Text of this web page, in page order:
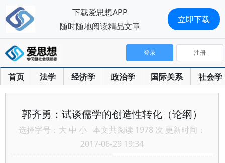
首页 法学 经济学 政治学 国际关系 社会学
登录 注册
郭齐勇：试谈儒学的创造性转化（论纲）
选择字号： 大 中 小 本文共阅读 1978 次 更新时间：
2017-06-29 19:34
下载爱思想APP
随时随地阅读精品文章
立即下载